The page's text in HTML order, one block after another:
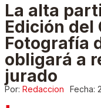
La alta
Edición del
Fotografía
obligará a
jurado
Por: Redaccion Fecha: